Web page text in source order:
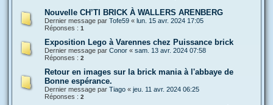
Nouvelle CH’TI BRICK À WALLERS ARENBERG
Dernier message par Tofe59 « lun. 15 avr. 2024 17:05
Réponses : 1
Exposition Lego à Varennes chez Puissance brick
Dernier message par Conor « sam. 13 avr. 2024 07:58
Réponses : 2
Retour en images sur la brick mania à l'abbaye de
Bonne espérance.
Dernier message par Tiago « jeu. 11 avr. 2024 06:25
Réponses : 2